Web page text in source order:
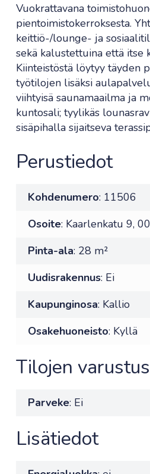
Vuokrattavana
pientoimistokerroksesta.
keittiö-/lounge- ja
sekä kalustettuina että itse
Kiinteistöstä löytyy täyden
työtilojen lisäksi
viihtyisä saunamaailma ja
kuntosali; tyylikäs
sisäpihalla sijaitseva
Perustiedot
Kohdenumero: 11506
Osoite: Kaarlenkatu 9,
Pinta-ala: 28 m²
Uudisrakennus: Ei
Kaupunginosa: Kallio
Osakehuoneisto: Kyllä
Tilojen varustus
Parveke: Ei
Lisätiedot